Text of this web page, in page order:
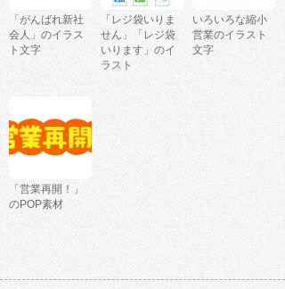
「がんばれ新社
会人」のイラス
ト文字
「レジ袋いりま
せん」「レジ袋
いります」のイ
ラスト
いろいろな縮小
営業のイラスト
文字
「営業再開！」
のPOP素材